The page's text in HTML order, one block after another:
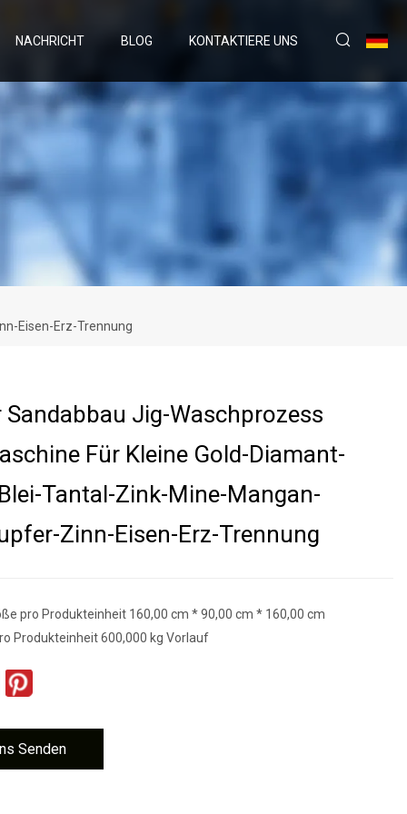
NACHRICHT BLOG KONTAKTIERE UNS
Eisen-Erz-Trennung
Sandabbau Jig-Waschprozess
Für Kleine Gold-Diamant-
Tantal-Zink-Mine-Mangan-
Zinn-Eisen-Erz-Trennung
pro Produkteinheit 160,00 cm * 90,00 cm * 160,00 cm
Produkteinheit 600,000 kg Vorlauf
Senden